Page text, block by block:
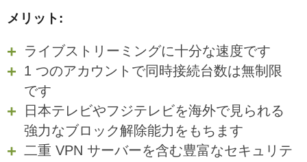
メリット:
ライブストリーミングに十分な速度です
1 つのアカウントで同時接続台数は無制限
です
日本テレビやフジテレビを海外で見られる
強力なブロック解除能力をもちます
二重 VPN サーバーを含む豊富なセキュリテ